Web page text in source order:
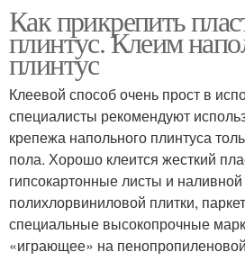
Как прикрепить
плинтус. Клеим
плинтус
Клеевой способ очень прост в
специалисты рекомендуют
крепежа напольного плинтуса
пола. Хорошо клеится жесткий
гипсокартонные листы и
полихлорвиниловой плитки,
специальные высокопрочные
«играющее» на